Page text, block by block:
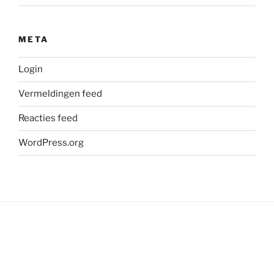
META
Login
Vermeldingen feed
Reacties feed
WordPress.org